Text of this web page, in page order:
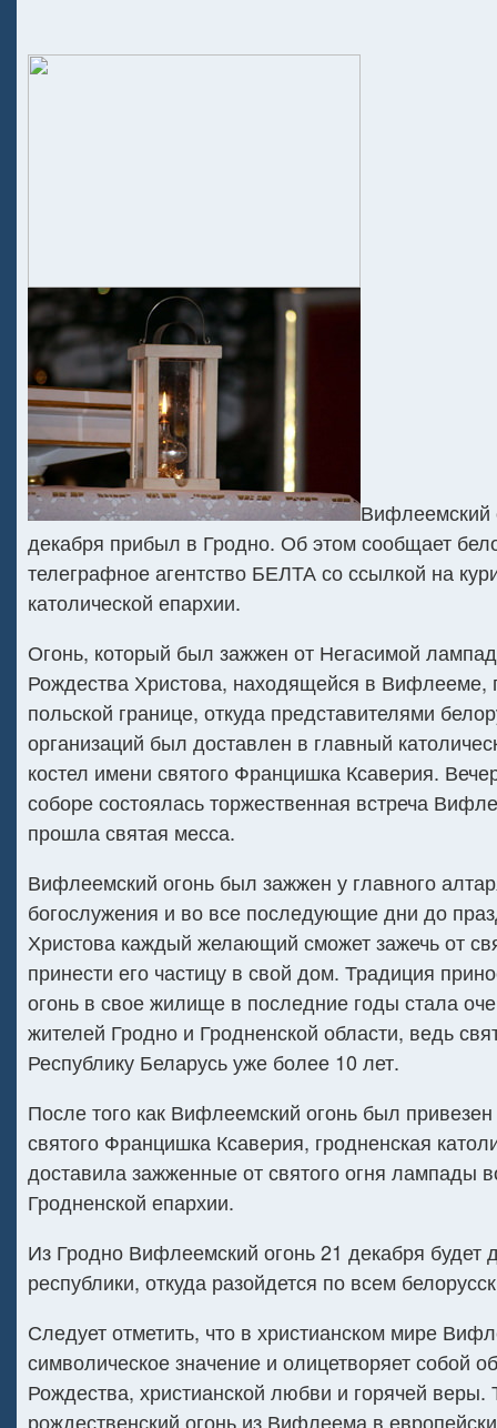
Вифлеемский
декабря прибыл в Гродно. Об этом сообщает
телеграфное агентство БЕЛТА со ссылкой на
католической епархии.
Огонь, который был зажжен от Негасимой
Рождества Христова, находящейся в Вифлееме,
польской границе, откуда представителями
организаций был доставлен в главный
костел имени святого Францишка Ксаверия.
соборе состоялась торжественная встреча
прошла святая месса.
Вифлеемский огонь был зажжен у главного
богослужения и во все последующие дни до
Христова каждый желающий сможет зажечь от
принести его частицу в свой дом. Традиция
огонь в свое жилище в последние годы стала
жителей Гродно и Гродненской области, ведь
Республику Беларусь уже более 10 лет.
После того как Вифлеемский огонь был
святого Францишка Ксаверия, гродненская
доставила зажженные от святого огня лампады
Гродненской епархии.
Из Гродно Вифлеемский огонь 21 декабря будет
республики, откуда разойдется по всем
Следует отметить, что в христианском мире
символическое значение и олицетворяет собой
Рождества, христианской любви и горячей веры.
рождественский огонь из Вифлеема в